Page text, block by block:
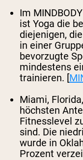
Im
ist Yoga die
diejenigen,
in einer
bevorzugte
mindestens
trainieren. [
Miami,
höchsten
Fitnesslevel
sind. Die
wurde in
Prozent